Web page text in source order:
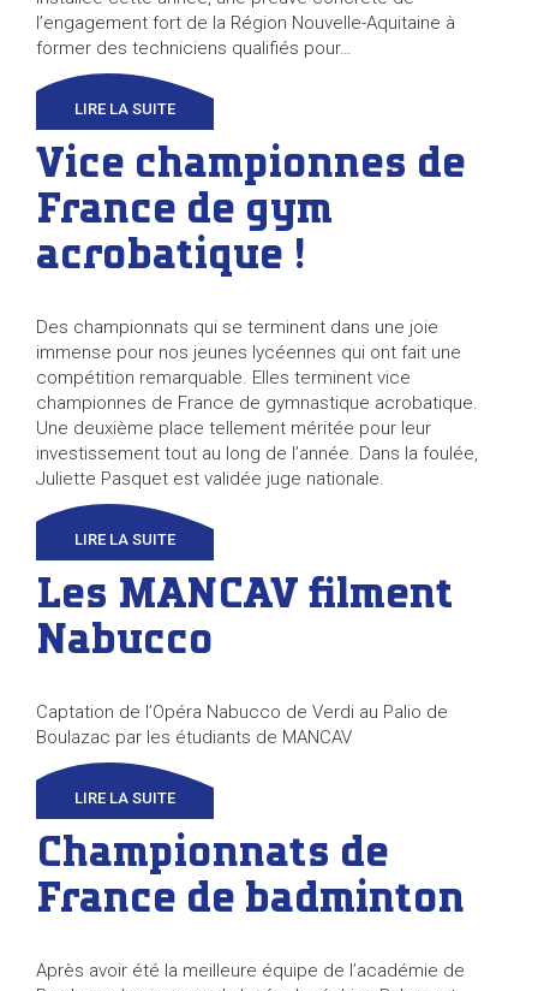
l’engagement fort de la Région Nouvelle-Aquitaine à
former des techniciens qualifiés pour…
LIRE LA SUITE
Vice championnes de
France de gym
acrobatique !
Des championnats qui se terminent dans une joie
immense pour nos jeunes lycéennes qui ont fait une
compétition remarquable. Elles terminent vice
championnes de France de gymnastique acrobatique.
Une deuxième place tellement méritée pour leur
investissement tout au long de l’année. Dans la foulée,
Juliette Pasquet est validée juge nationale.
LIRE LA SUITE
Les MANCAV filment
Nabucco
Captation de l’Opéra Nabucco de Verdi au Palio de
Boulazac par les étudiants de MANCAV
LIRE LA SUITE
Championnats de
France de badminton
Après avoir été la meilleure équipe de l’académie de